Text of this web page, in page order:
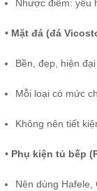
Nhược điểm: yếu
• Mặt đá (đá
Bền, đẹp, hiện đại
Mỗi loại có mức
Không nên tiết
• Phụ kiện tủ bếp
Nên dùng Hafele,